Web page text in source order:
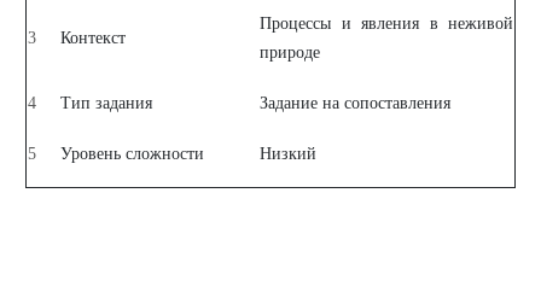
3 Контекст
Процессы и явления в неживой
природе
4 Тип задания Задание на сопоставления
5 Уровень сложности Низкий